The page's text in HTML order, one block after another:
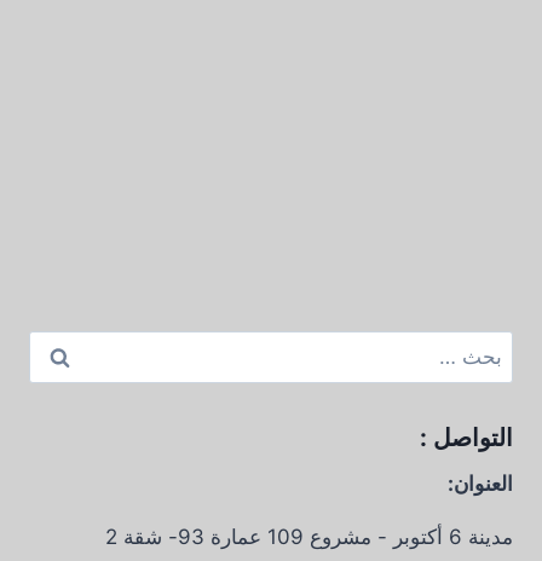
عن:
التواصل :
العنوان:
مدينة 6 أكتوبر - مشروع 109 عمارة 93- شقة 2